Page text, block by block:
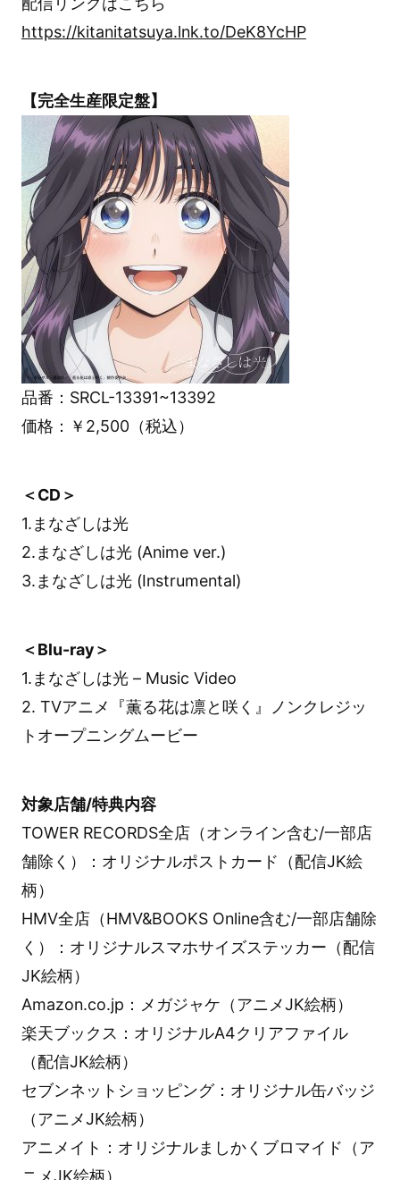
https://kitanitatsuya.lnk.to/DeK8YcHP
【完全生産限定盤】
品番：SRCL-13391~13392
価格：￥2,500（税込）
＜CD＞
1.まなざしは光
2.まなざしは光 (Anime ver.)
3.まなざしは光 (Instrumental)
＜Blu-ray＞
1.まなざしは光 – Music Video
2. TVアニメ『薫る花は凛と咲く』ノンクレジッ
トオープニングムービー
対象店舗/特典内容
TOWER RECORDS全店（オンライン含む/一部店
舗除く）：オリジナルポストカード（配信JK絵
柄）
HMV全店（HMV&BOOKS Online含む/一部店舗除
く）：オリジナルスマホサイズステッカー（配信
JK絵柄）
Amazon.co.jp：メガジャケ（アニメJK絵柄）
楽天ブックス：オリジナルA4クリアファイル
（配信JK絵柄）
セブンネットショッピング：オリジナル缶バッジ
（アニメJK絵柄）
アニメイト：オリジナルましかくブロマイド（ア
ニメJK絵柄）